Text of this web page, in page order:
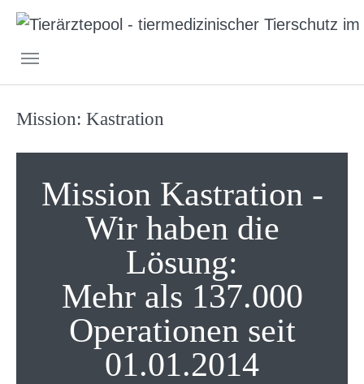
Mission: Kastration
Mission Kastration -
Wir haben die
Lösung:
Mehr als 137.000
Operationen seit
01.01.2014